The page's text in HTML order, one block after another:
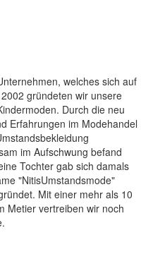
welches sich auf
gründeten wir unsere
Durch die neu
Erfahrungen im Modehandel
im Aufschwung befand
Tochter gab sich damals
"NitisUmstandsmode"
Mit einer mehr als 10
Metier vertreiben wir noch